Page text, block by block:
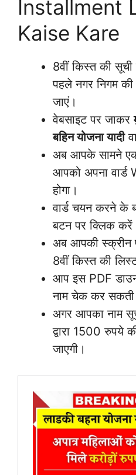
Installment
Kaise Kare
8वीं किस्त की
पहले नगर निगम की
जाएं।
वेबसाइट पर जाकर
बहिन योजना यादी
अब आपके सामने
आपको अपना
होगा।
वार्ड चयन करने
बटन पर क्लिक
अब आपकी स्क्रीन
8वीं किस्त की
आप इस PDF
नाम चेक कर सकती
अगर आपका नाम
द्वारा 1500 रुपये
जाएगी।